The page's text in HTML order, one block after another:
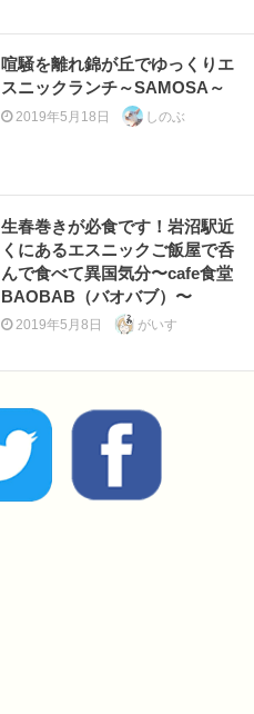
喧騒を離れ錦が丘でゆっくりエ
スニックランチ～SAMOSA～
2019年5月18日 しのぶ
生春巻きが必食です！岩沼駅近
くにあるエスニックご飯屋で呑
んで食べて異国気分〜cafe食堂
BAOBAB（バオバブ）〜
2019年5月8日 がいす